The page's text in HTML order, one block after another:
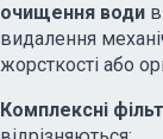
очищення води
видалення
жорсткості або
Комплексні